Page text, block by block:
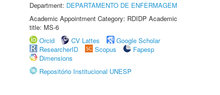
Department: DEPARTAMENTO DE ENFERMAGEM
Academic Appointment Category: RDIDP Academic
title: MS-6
Orcid
CV Lattes
Google Scholar
ResearcherID
Scopus
Fapesp
Dimensions
Repositório Institucional UNESP